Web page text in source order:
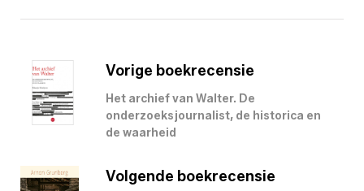
Vorige boekrecensie
Het archief van Walter. De
onderzoeksjournalist, de historica en
de waarheid
Volgende boekrecensie